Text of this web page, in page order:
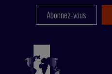
Abonnez-vous